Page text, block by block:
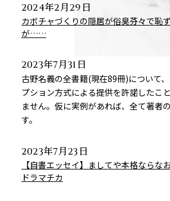
2024年2月29日
カボチャづくりの隠居が俗臭芬々で恥
が……
2023年7月31日
古野名義の全書籍(現在89冊)について
プション方式による提供を許諾したこ
ません。仮に実例があれば、全て著者
す。
2023年7月23日
【自書エッセイ】ましてや本格なら
ドラマチカ